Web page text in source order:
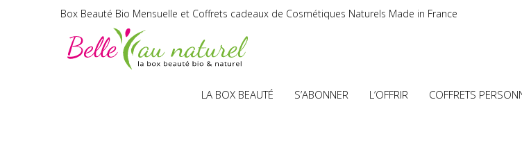
Box Beauté Bio Mensuelle et Coffrets cadeaux de Cosmétiques Naturels Made in France
LA BOX BEAUTÉ S’ABONNER L’OFFRIR COFFRETS